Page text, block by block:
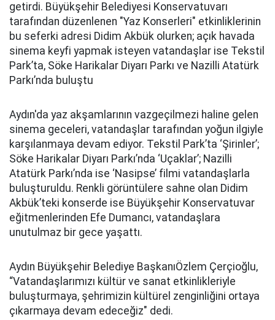
getirdi. Büyükşehir Belediyesi Konservatuvarı
tarafından düzenlenen "Yaz Konserleri" etkinliklerinin
bu seferki adresi Didim Akbük olurken; açık havada
sinema keyfi yapmak isteyen vatandaşlar ise Tekstil
Park’ta, Söke Harikalar Diyarı Parkı ve Nazilli Atatürk
Parkı’nda buluştu
Aydın'da yaz akşamlarının vazgeçilmezi haline gelen
sinema geceleri, vatandaşlar tarafından yoğun ilgiyle
karşılanmaya devam ediyor. Tekstil Park’ta ‘Şirinler’;
Söke Harikalar Diyarı Parkı’nda ‘Uçaklar’; Nazilli
Atatürk Parkı’nda ise ‘Nasipse’ filmi vatandaşlarla
buluşturuldu. Renkli görüntülere sahne olan Didim
Akbük’teki konserde ise Büyükşehir Konservatuvar
eğitmenlerinden Efe Dumancı, vatandaşlara
unutulmaz bir gece yaşattı.
Aydın Büyükşehir Belediye BaşkanıÖzlem Çerçioğlu,
“Vatandaşlarımızı kültür ve sanat etkinlikleriyle
buluşturmaya, şehrimizin kültürel zenginliğini ortaya
çıkarmaya devam edeceğiz" dedi.